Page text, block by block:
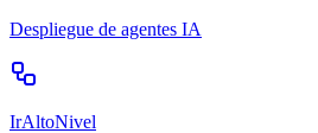
Despliegue de agentes IA
IrAltoNivel